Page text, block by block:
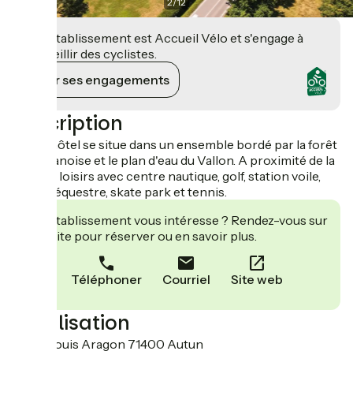
Cet établissement est Accueil Vélo et s'engage à
accueillir des cyclistes.
Voir ses engagements
Description
Notre hôtel se situe dans un ensemble bordé par la forêt
de la Planoise et le plan d'eau du Vallon. A proximité de la
base de loisirs avec centre nautique, golf, station voile,
centre équestre, skate park et tennis.
Cet établissement vous intéresse ? Rendez-vous sur
leur site pour réserver ou en savoir plus.
Téléphoner Courriel Site web
Localisation
3 Rue Louis Aragon 71400 Autun